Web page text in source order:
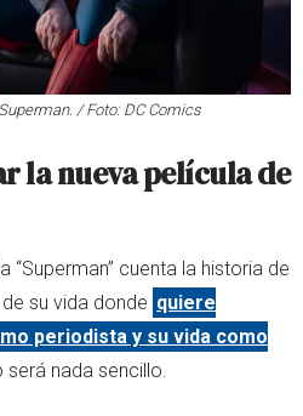
/ Foto: DC Comics
la nueva película de
“Superman” cuenta la historia de
su vida donde quiere
periodista y su vida como
será nada sencillo.